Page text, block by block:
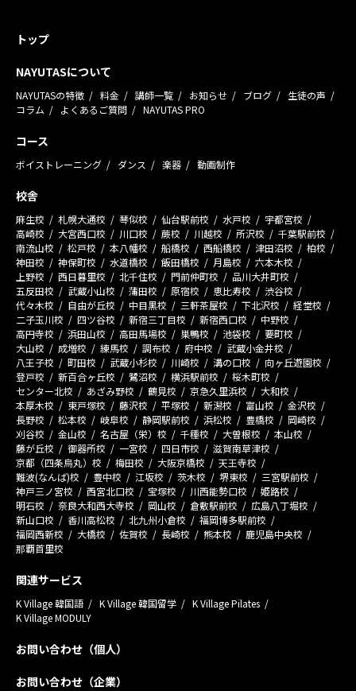
トップ
NAYUTASについて
NAYUTASの特徴 料金 講師一覧 お知らせ ブログ
生徒の声
コラム
よくあるご質問 NAYUTAS PRO
コース
ボイストレーニング ダンス 楽器 動画制作
校舎
麻生校 札幌大通校 琴似校 仙台駅前校 水戸校
宇都宮校
高崎校
大宮西口校 川口校 蕨校 川越校 所沢校
千葉駅前校
南流山校
松戸校 本八幡校 船橋校 西船橋校 津田沼校
柏校
神田校
神保町校 水道橋校 飯田橋校 月島校
六本木校
上野校
西日暮里校 北千住校 門前仲町校
品川大井町校
五反田校
武蔵小山校 蒲田校 原宿校 恵比寿校
渋谷校
代々木校
自由が丘校 中目黒校 三軒茶屋校 下北沢校
経堂校
二子玉川校
四ツ谷校 新宿三丁目校 新宿西口校
中野校
高円寺校
浜田山校 高田馬場校 巣鴨校 池袋校
要町校
大山校
成増校 練馬校 調布校 府中校
武蔵小金井校
八王子校
町田校 武蔵小杉校 川崎校 溝の口校
向ヶ丘遊園校
登戸校
新百合ヶ丘校 鷺沼校 横浜駅前校
桜木町校
センター北校
あざみ野校 鶴見校 京急久里浜校
大和校
本厚木校
東戸塚校 藤沢校 平塚校 新潟校 富山校
金沢校
長野校
松本校 岐阜校 静岡駅前校 浜松校 豊橋校
岡崎校
刈谷校
金山校 名古屋（栄）校 千種校 大曽根校
本山校
藤が丘校
御器所校 一宮校 四日市校
滋賀南草津校
京都（四条烏丸）校
梅田校 大阪京橋校
天王寺校
難波(なんば)校
豊中校 江坂校 茨木校 堺東校
三宮駅前校
神戸三ノ宮校
西宮北口校 宝塚校 川西能勢口校
姫路校
明石校
奈良大和西大寺校 岡山校 倉敷駅前校
広島八丁堀校
新山口校
香川高松校 北九州小倉校
福岡博多駅前校
福岡西新校
大橋校 佐賀校 長崎校 熊本校
鹿児島中央校
那覇首里校
関連サービス
K Village 韓国語 K Village 韓国留学
K Village Pilates
K Village MODULY
お問い合わせ（個人）
お問い合わせ（企業）